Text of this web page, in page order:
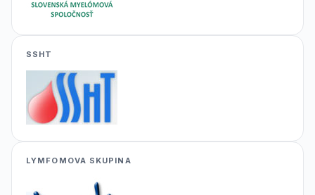
SSHT
LYMFOMOVA SKUPINA